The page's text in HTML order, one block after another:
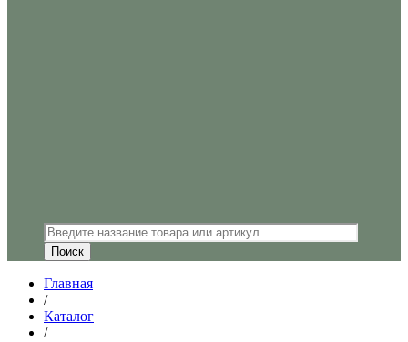
Главная
/
Каталог
/